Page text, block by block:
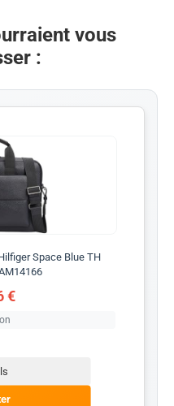
vous
:
Space Blue TH
€